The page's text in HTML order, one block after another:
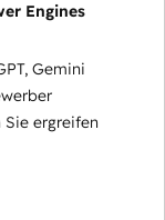
Engines
Gemini
ergreifen